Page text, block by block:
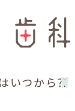
いつから⁇